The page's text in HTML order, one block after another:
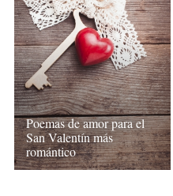
Poemas de amor para el
San Valentín más
romántico